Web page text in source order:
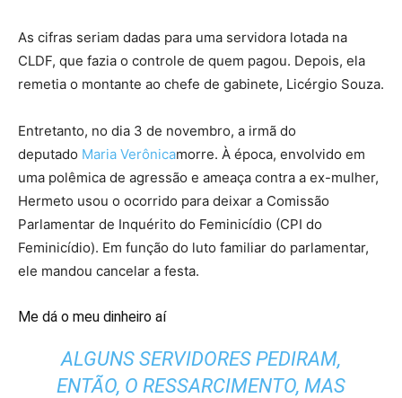
As cifras seriam dadas para uma servidora lotada na
CLDF, que fazia o controle de quem pagou. Depois, ela
remetia o montante ao chefe de gabinete, Licérgio Souza.
Entretanto, no dia 3 de novembro, a irmã do
deputado Maria Verônicamorre. À época, envolvido em
uma polêmica de agressão e ameaça contra a ex-mulher,
Hermeto usou o ocorrido para deixar a Comissão
Parlamentar de Inquérito do Feminicídio (CPI do
Feminicídio). Em função do luto familiar do parlamentar,
ele mandou cancelar a festa.
Me dá o meu dinheiro aí
ALGUNS SERVIDORES PEDIRAM,
ENTÃO, O RESSARCIMENTO, MAS